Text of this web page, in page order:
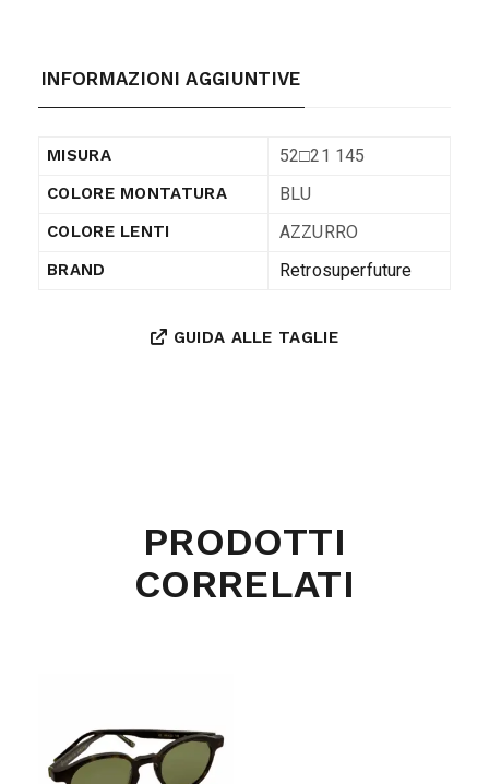
INFORMAZIONI AGGIUNTIVE
MISURA 52□21 145
COLORE MONTATURA BLU
COLORE LENTI AZZURRO
BRAND Retrosuperfuture
GUIDA ALLE TAGLIE
PRODOTTI
CORRELATI